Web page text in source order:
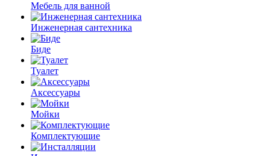
Мебель для ванной
Инженерная сантехника
Биде
Туалет
Аксессуары
Мойки
Комплектующие